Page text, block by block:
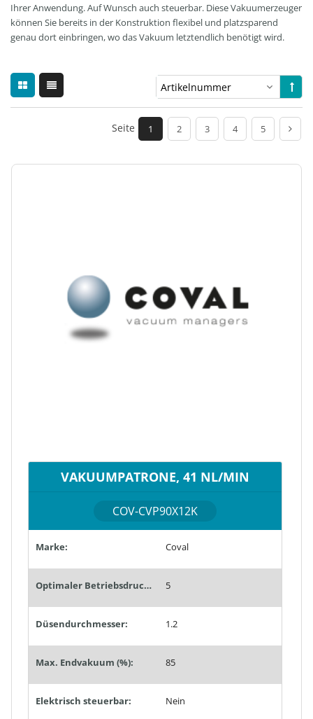
Ihrer Anwendung. Auf Wunsch auch steuerbar. Diese Vakuumerzeuger
können Sie bereits in der Konstruktion flexibel und platzsparend
genau dort einbringen, wo das Vakuum letztendlich benötigt wird.
Seite 1 2 3 4 5
VAKUUMPATRONE, 41 NL/MIN
COV-CVP90X12K
Marke: Coval
Optimaler Betriebsdruck (bar): 5
Düsendurchmesser: 1.2
Max. Endvakuum (%): 85
Elektrisch steuerbar: Nein